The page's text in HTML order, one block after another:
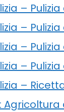
–
–
–
–
–